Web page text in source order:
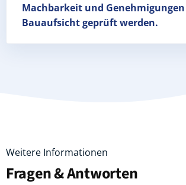
Machbarkeit und Genehmigungen
Bauaufsicht geprüft werden.
Weitere Informationen
Fragen & Antworten